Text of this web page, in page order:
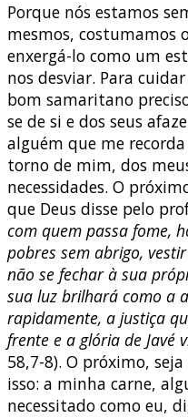
Porque nós estamos
mesmos, costumamos
enxergá-lo como um
nos desviar. Para
bom samaritano
se de si e dos seus
alguém que me
torno de mim, dos
necessidades. O
que Deus disse pelo
com quem passa fome,
pobres sem abrigo,
não se fechar à sua
sua luz brilhará como a
rapidamente, a justiça
frente e a glória de Javé
58,7-8). O próximo,
isso: a minha carne,
necessitado como eu,